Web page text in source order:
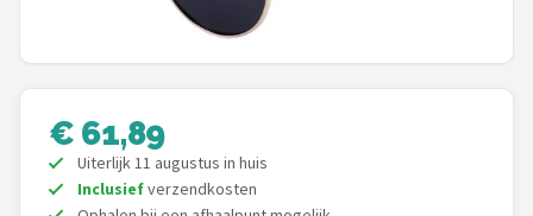
Kingseven
€ 61,89
Uiterlijk 11 augustus in huis
Inclusiefverzendkosten